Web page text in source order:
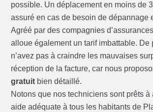
possible. Un déplacement en moins de
assuré en cas de besoin de dépannage
Agréé par des compagnies
alloue également un tarif imbattable. De
n’avez pas à craindre les mauvaises
réception de la facture, car nous
gratuit bien détaillé.
Notons que nos techniciens sont prêts à
aide adéquate à tous les habitants de